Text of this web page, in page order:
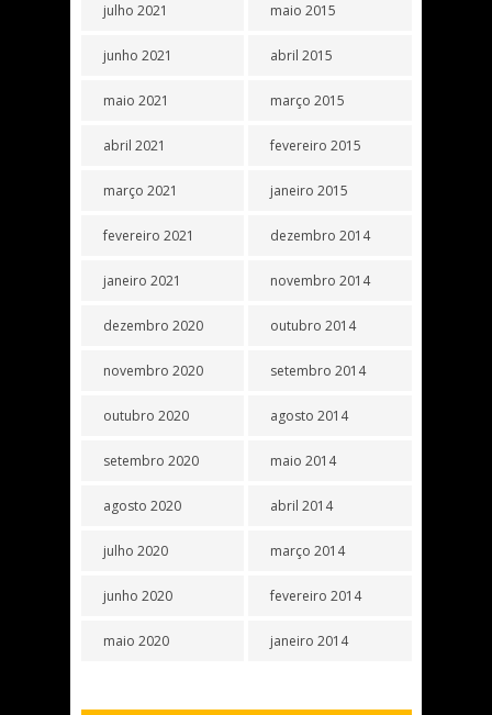
julho 2021
junho 2021
maio 2021
abril 2021
março 2021
fevereiro 2021
janeiro 2021
dezembro 2020
novembro 2020
outubro 2020
setembro 2020
agosto 2020
julho 2020
junho 2020
maio 2020
maio 2015
abril 2015
março 2015
fevereiro 2015
janeiro 2015
dezembro 2014
novembro 2014
outubro 2014
setembro 2014
agosto 2014
maio 2014
abril 2014
março 2014
fevereiro 2014
janeiro 2014